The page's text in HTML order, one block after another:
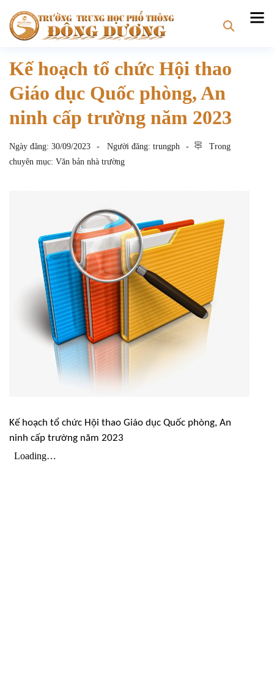
Kế hoạch tổ chức Hội thao
Giáo dục Quốc phòng, An
ninh cấp trường năm 2023
Ngày đăng: 30/09/2023 Người đăng: trungph
Trong
chuyên mục: Văn bản nhà trường
Kế hoạch tổ chức Hội thao Giáo dục Quốc phòng, An
ninh cấp trường năm 2023